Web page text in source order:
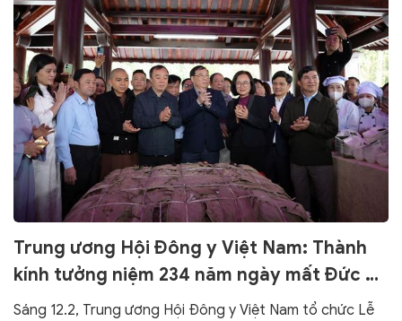
Trung ương Hội Đông y Việt Nam: Thành
kính tưởng niệm 234 năm ngày mất Đức Y
tổ Hải Thượng Lãn Ông Lê Hữu Trác
Sáng 12.2, Trung ương Hội Đông y Việt Nam tổ chức Lễ